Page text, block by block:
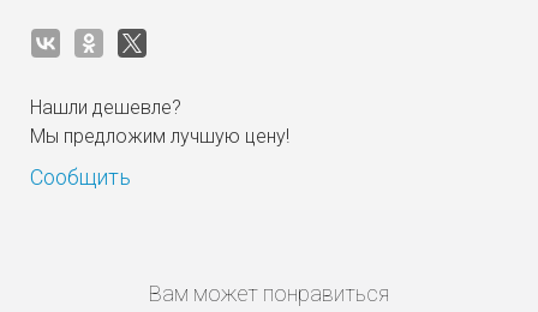
Нашли дешевле?
Мы предложим лучшую цену!
Сообщить
Вам может понравиться